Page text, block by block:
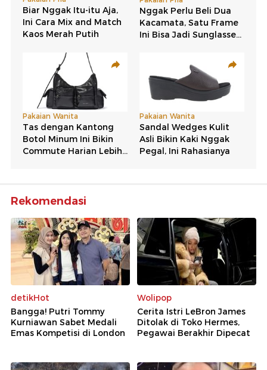
Rekomendasi
detikHot
Bangga! Putri Tommy
Kurniawan Sabet Medali
Emas Kompetisi di London
Wolipop
Cerita Istri LeBron James
Ditolak di Toko Hermes,
Pegawai Berakhir Dipecat